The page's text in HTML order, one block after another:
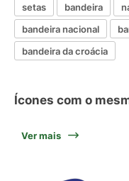
setas bandeira
bandeira nacional
bandeira da croácia
Ícones com o
Ver mais